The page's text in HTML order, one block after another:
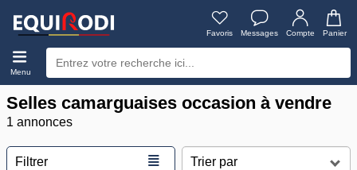
Favoris Messages Compte Panier
Menu
Selles camarguaises occasion à vendre
1 annonces
Filtrer ≣